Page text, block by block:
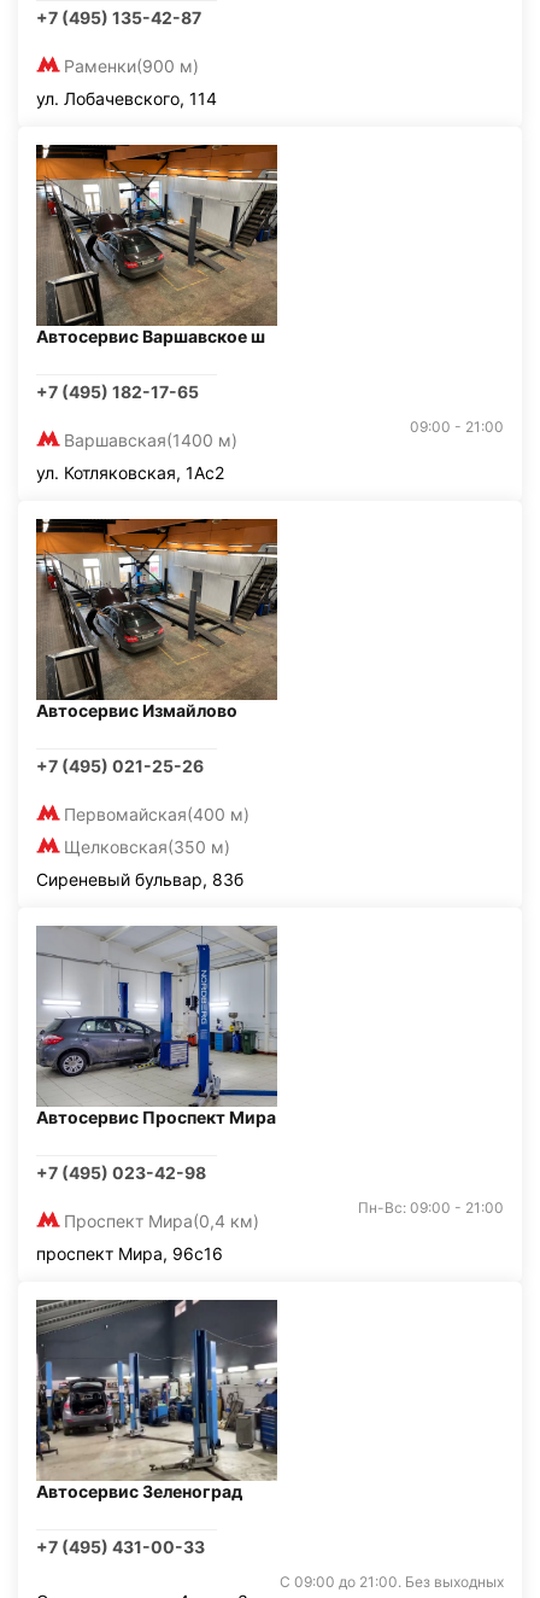
+7 (495) 135-42-87
Раменки(900 м)
ул. Лобачевского, 114
Автосервис Варшавское ш
+7 (495) 182-17-65
Варшавская(1400 м)
09:00 - 21:00
ул. Котляковская, 1Ас2
Автосервис Измайлово
+7 (495) 021-25-26
Первомайская(400 м)
Щелковская(350 м)
Сиреневый бульвар, 83б
Автосервис Проспект Мира
+7 (495) 023-42-98
Проспект Мира(0,4 км)
Пн-Вс: 09:00 - 21:00
проспект Мира, 96с16
Автосервис Зеленоград
+7 (495) 431-00-33
С 09:00 до 21:00. Без выходных